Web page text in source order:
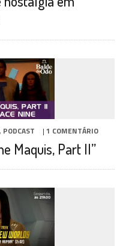
PODCAST | 1 COMENTÁRIO
Maquis, Part II”